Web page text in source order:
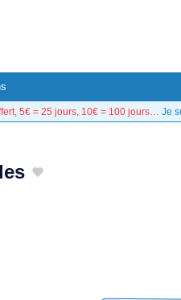
5€ = 25 jours, 10€ = 100 jours… Je